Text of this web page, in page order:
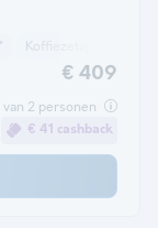
Koffiezetapparaat
€ 409
2 personen
€ 41 cashback